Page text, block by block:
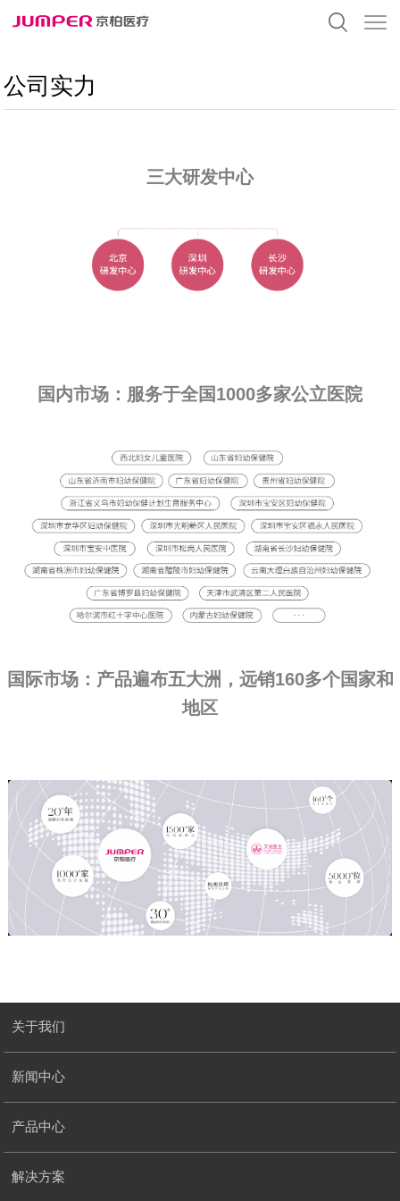
公司实力
三大研发中心
国内市场：服务于全国1000多家公立医院
国际市场：产品遍布五大洲，远销160多个国家和
地区
关于我们
新闻中心
产品中心
解决方案